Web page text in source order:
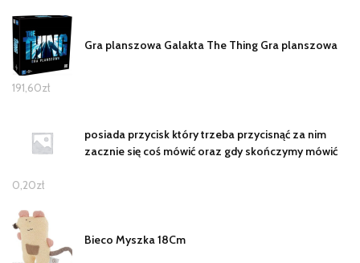
Gra planszowa Galakta The Thing Gra planszowa
191,60zł
posiada przycisk który trzeba przycisnąć za nim
zacznie się coś mówić oraz gdy skończymy mówić
0,20zł
Bieco Myszka 18Cm